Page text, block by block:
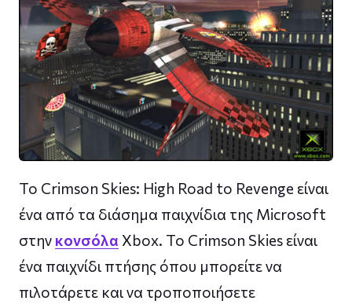
To Crimson Skies: High Road to Revenge είναι
ένα από τα διάσημα παιχνίδια της Microsoft
στην κονσόλα Xbox. Το Crimson Skies είναι
ένα παιχνίδι πτήσης όπου μπορείτε να
πιλοτάρετε και να τροποποιήσετε